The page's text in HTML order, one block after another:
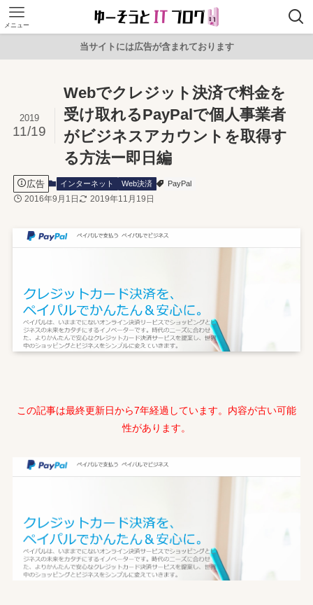
メニュー
当サイトには広告が含まれております
Webでクレジット決済で料金を
受け取れるPayPalで個人事業者
がビジネスアカウントを取得す
る方法ー即日編
2019
11/19
広告 インターネット Web決済 PayPal
2016年9月1日 2019年11月19日
この記事は最終更新日から7年経過しています。内容が古い可能
性があります。